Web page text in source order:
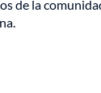
de la